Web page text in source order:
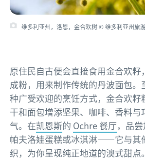
维多利亚州，洛恩，金合欢树 © 维多利亚州旅
原住民自古便会直接食用金合欢籽
成粉，用来制作传统的丹波面包。
种广受欢迎的烹饪方式，金合欢籽
干和面包增添坚果、咖啡、香料与
气。在凯恩斯的 Ochre 餐厅，品
帕夫洛娃蛋糕或冰淇淋——它与其
织，为你呈现纯正地道的澳式甜点。